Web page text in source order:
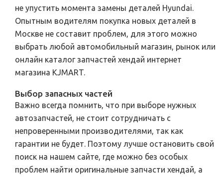
не упустить момента замены деталей Hyundai.
Опытным водителям покупка новых деталей в
Москве не составит проблем, для этого можно
выбрать любой автомобильный магазин, рынок или
онлайн каталог запчастей хендай интернет
магазина KJMART.
Выбор запасных частей
Важно всегда помнить, что при выборе нужных
автозапчастей, не стоит сотрудничать с
непроверенными производителями, так как
гарантии не будет. Поэтому лучше остановить свой
поиск на нашем сайте, где можно без особых
проблем найти оригинальные запчасти хендай, а